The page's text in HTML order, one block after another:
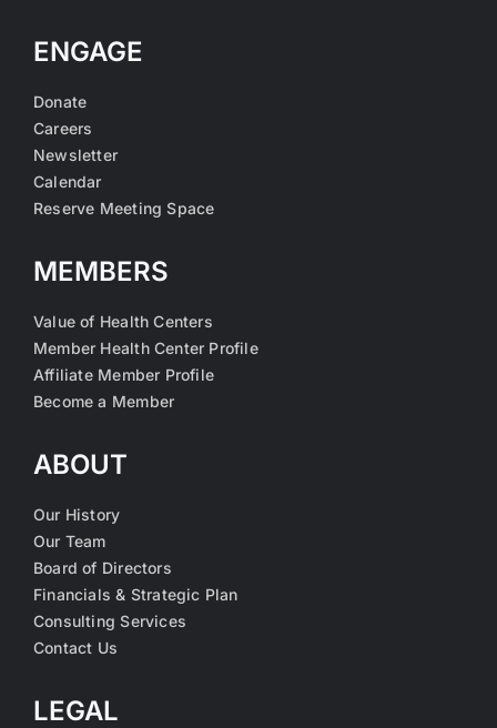
ENGAGE
Donate
Careers
Newsletter
Calendar
Reserve Meeting Space
MEMBERS
Value of Health Centers
Member Health Center Profile
Affiliate Member Profile
Become a Member
ABOUT
Our History
Our Team
Board of Directors
Financials & Strategic Plan
Consulting Services
Contact Us
LEGAL